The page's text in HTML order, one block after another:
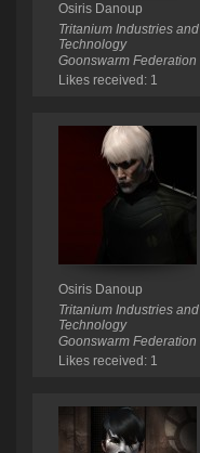
Osiris Danoup
Tritanium Industries and
Technology
Goonswarm Federation
Likes received: 1
Osiris Danoup
Tritanium Industries and
Technology
Goonswarm Federation
Likes received: 1